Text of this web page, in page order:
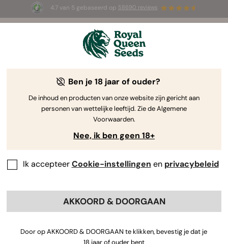
4.7 van 5 gebaseerd op 58690 reviews
1+1 GRATIS- Tijdelijke aanbieding
2d 11h 10m 07s
The RQS Blog
Cannabis Lifestyle Blogs
Ben je 18 jaar of ouder?
De inhoud en producten van onze website zijn gericht aan
personen van wettelijke leeftijd. Zie de Algemene
Voorwaarden.
Nee, ik ben geen 18+
Ik accepteerCookie-instellingen en privacybeleid
AKKOORD & DOORGAAN
Door op AKKOORD & DOORGAAN te klikken, bevestig je dat je
18 jaar of ouder bent